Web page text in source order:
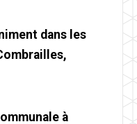
dans les
à